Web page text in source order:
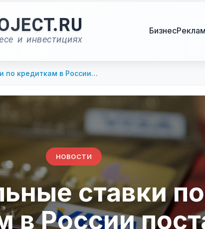
и инвестициях
Бизнес
по кредиткам в России…
НОВОСТИ
ставки по
в России